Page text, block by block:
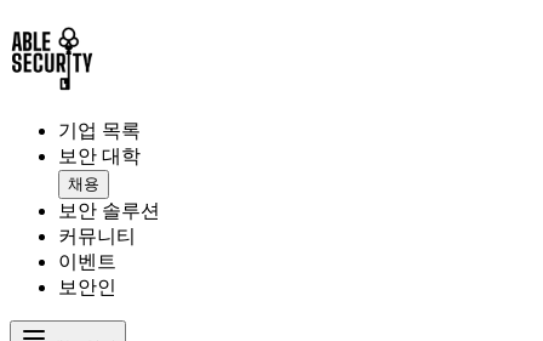
기업 목록
보안 대학
채용
보안 솔루션
커뮤니티
이벤트
보안인